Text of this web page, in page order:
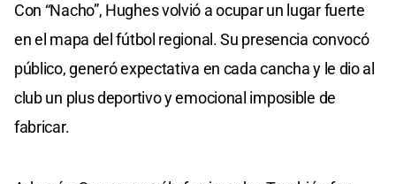
Con “Nacho”, Hughes volvió a ocupar un lugar fuerte
en el mapa del fútbol regional. Su presencia convocó
público, generó expectativa en cada cancha y le dio al
club un plus deportivo y emocional imposible de
fabricar.